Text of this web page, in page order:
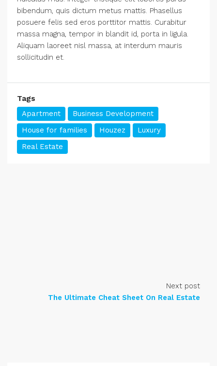
bibendum, quis dictum metus mattis. Phasellus
posuere felis sed eros porttitor mattis. Curabitur
massa magna, tempor in blandit id, porta in ligula.
Aliquam laoreet nisl massa, at interdum mauris
sollicitudin et.
Tags
Apartment
Business Development
House for families
Houzez
Luxury
Real Estate
Next post
The Ultimate Cheat Sheet On Real Estate